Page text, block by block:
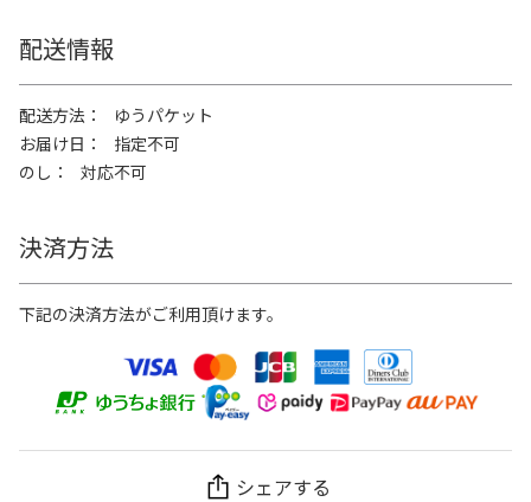
配送情報
配送方法
ゆうパケット
お届け日
指定不可
のし
対応不可
決済方法
下記の決済方法がご利用頂けます。
シェアする